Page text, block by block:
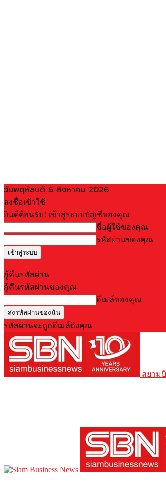
วันพฤหัสบดี 6 สิงหาคม 2026
ลงชื่อเข้าใช้
ยินดีต้อนรับ! เข้าสู่ระบบบัญชีของคุณ
ชื่อผู้ใช้ของคุณ
รหัสผ่านของคุณ
กู้คืนรหัสผ่าน
กู้คืนรหัสผ่านของคุณ
อีเมล์ของคุณ
รหัสผ่านจะถูกอีเมล์ถึงคุณ
สยาม